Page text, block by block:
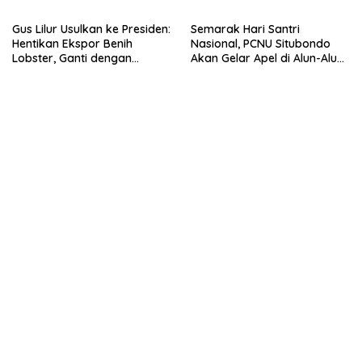
Gus Lilur Usulkan ke Presiden:
Hentikan Ekspor Benih
Lobster, Ganti dengan
Semarak Hari Santri
Nasional, PCNU Situbondo
Akan Gelar Apel di Alun-Alun